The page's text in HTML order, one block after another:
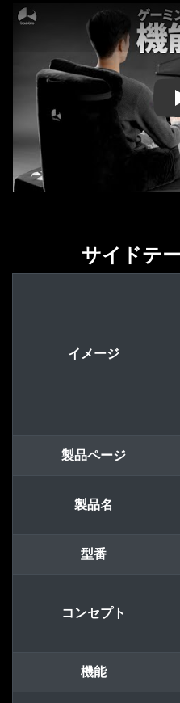
サイドテ
イメージ
製品ページ
製品名
型番
コンセプト
機能